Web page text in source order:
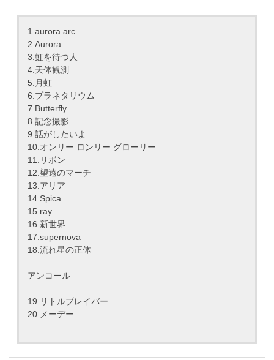
1.aurora arc
2.Aurora
3.虹を待つ人
4.天体観測
5.月虹
6.プラネタリウム
7.Butterfly
8.記念撮影
9.話がしたいよ
10.オンリー ロンリー グローリー
11.リボン
12.望遠のマーチ
13.アリア
14.Spica
15.ray
16.新世界
17.supernova
18.流れ星の正体
アンコール
19.リトルブレイバー
20.メーデー